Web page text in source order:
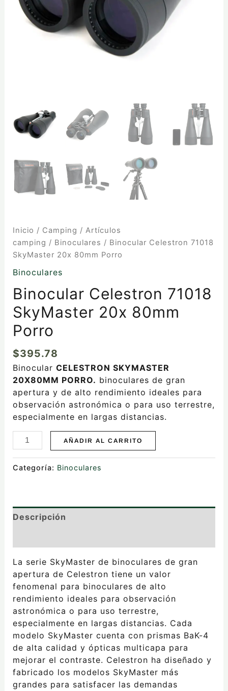
Inicio / Camping / Artículos
camping / Binoculares / Binocular Celestron 71018
SkyMaster 20x 80mm Porro
Binoculares
Binocular Celestron 71018
SkyMaster 20x 80mm
Porro
$395.78
Binocular CELESTRON SKYMASTER
20X80MM PORRO. binoculares de gran
apertura y de alto rendimiento ideales para
observación astronómica o para uso terrestre,
especialmente en largas distancias.
AÑADIR AL CARRITO
Categoría: Binoculares
Descripción
La serie SkyMaster de binoculares de gran
apertura de Celestron tiene un valor
fenomenal para binoculares de alto
rendimiento ideales para observación
astronómica o para uso terrestre,
especialmente en largas distancias. Cada
modelo SkyMaster cuenta con prismas BaK-4
de alta calidad y ópticas multicapa para
mejorar el contraste. Celestron ha diseñado y
fabricado los modelos SkyMaster más
grandes para satisfacer las demandas